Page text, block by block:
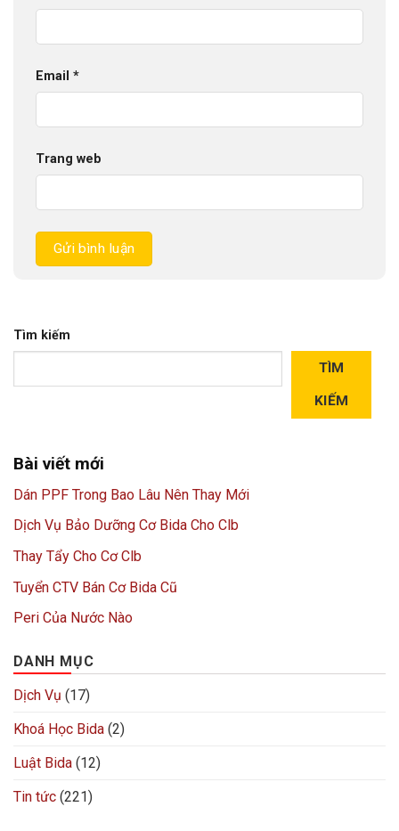
Email *
Trang web
Tìm kiếm
TÌM
KIẾM
Bài viết mới
Dán PPF Trong Bao Lâu Nên Thay Mới
Dịch Vụ Bảo Dưỡng Cơ Bida Cho Clb
Thay Tẩy Cho Cơ Clb
Tuyển CTV Bán Cơ Bida Cũ
Peri Của Nước Nào
DANH MỤC
Dịch Vụ (17)
Khoá Học Bida (2)
Luật Bida (12)
Tin tức (221)